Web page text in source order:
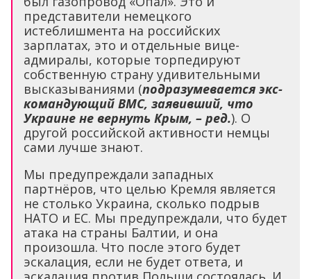
представители немецкого
истеблишмента на российских
зарплатах, это и отдельные вице-
адмиралы, которые торпедируют
собственную страну удивительными
высказываниями (подразумевается экс-
командующий ВМС, заявивший, что
Украине не вернуть Крым, – ред.). О
другой российской активности немцы
сами лучше знают.
Мы предупреждали западных
партнёров, что целью Кремля является
не столько Украина, сколько подрыв
НАТО и ЕС. Мы предупреждали, что будет
атака на страны Балтии, и она
произошла. Что после этого будет
эскалация, если не будет ответа, и